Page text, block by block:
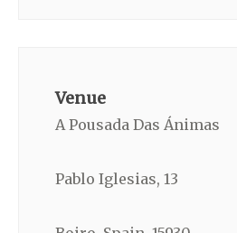
Venue
A Pousada Das Ánimas
Pablo Iglesias, 13